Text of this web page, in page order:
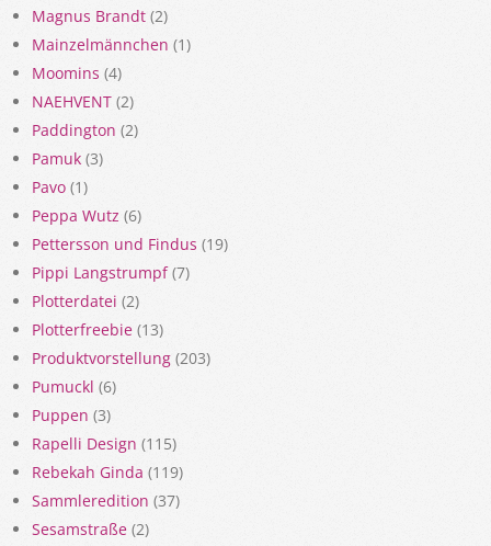
Magnus Brandt (2)
Mainzelmännchen (1)
Moomins (4)
NAEHVENT (2)
Paddington (2)
Pamuk (3)
Pavo (1)
Peppa Wutz (6)
Pettersson und Findus (19)
Pippi Langstrumpf(7)
Plotterdatei (2)
Plotterfreebie (13)
Produktvorstellung (203)
Pumuckl (6)
Puppen (3)
Rapelli Design (115)
Rebekah Ginda (119)
Sammleredition (37)
Sesamstraße (2)